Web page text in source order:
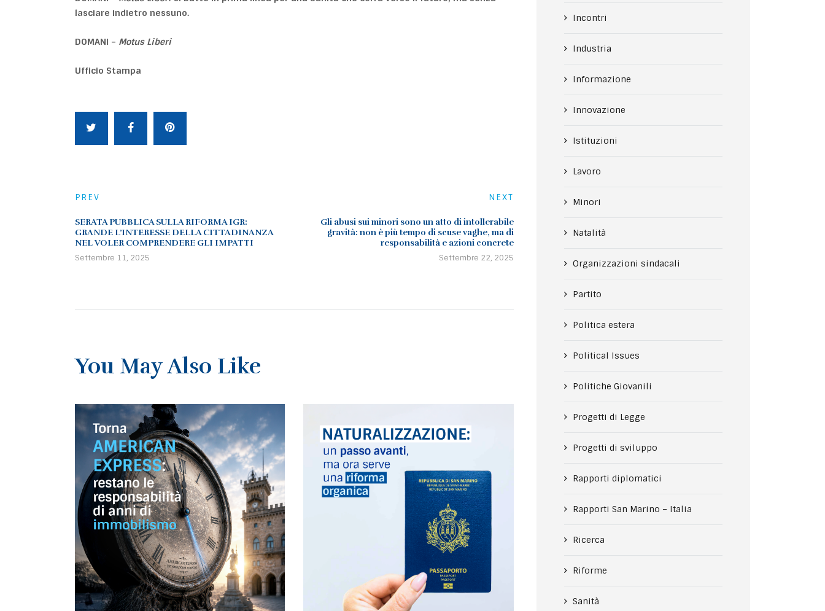
lasciare indietro nessuno.
DOMANI – Motus Liberi
Ufficio Stampa
PREV
SERATA PUBBLICA SULLA RIFORMA IGR:
GRANDE L’INTERESSE DELLA CITTADINANZA
NEL VOLER COMPRENDERE GLI IMPATTI
Settembre 11, 2025
NEXT
Gli abusi sui minori sono un atto di intollerabile
gravità: non è più tempo di scuse vaghe, ma di
responsabilità e azioni concrete
Settembre 22, 2025
You May Also Like
Incontri
Industria
Informazione
Innovazione
Istituzioni
Lavoro
Minori
Natalità
Organizzazioni sindacali
Partito
Politica estera
Political Issues
Politiche Giovanili
Progetti di Legge
Progetti di sviluppo
Rapporti diplomatici
Rapporti San Marino – Italia
Ricerca
Riforme
Sanità